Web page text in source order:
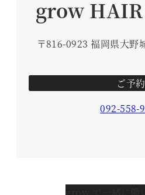
grow
〒816-0923 福岡県大野
ご予約
092-558-